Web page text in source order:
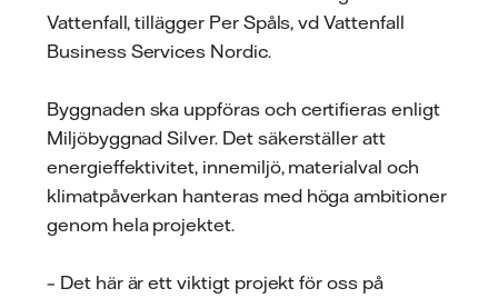
Vattenfall, tillägger Per Spåls, vd Vattenfall
Business Services Nordic.
Byggnaden ska uppföras och certifieras enligt
Miljöbyggnad Silver. Det säkerställer att
energieffektivitet, innemiljö, materialval och
klimatpåverkan hanteras med höga ambitioner
genom hela projektet.
– Det här är ett viktigt projekt för oss på